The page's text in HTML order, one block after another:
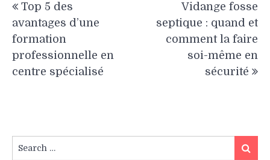
de
l’article
Top 5 des
avantages d’une
formation
professionnelle en
centre spécialisé
Vidange fosse
septique : quand et
comment la faire
soi-même en
sécurité
for:
Search